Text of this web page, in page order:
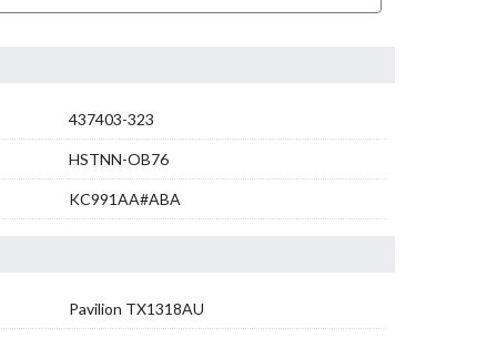
437403-323
HSTNN-OB76
KC991AA#ABA
Pavilion TX1318AU